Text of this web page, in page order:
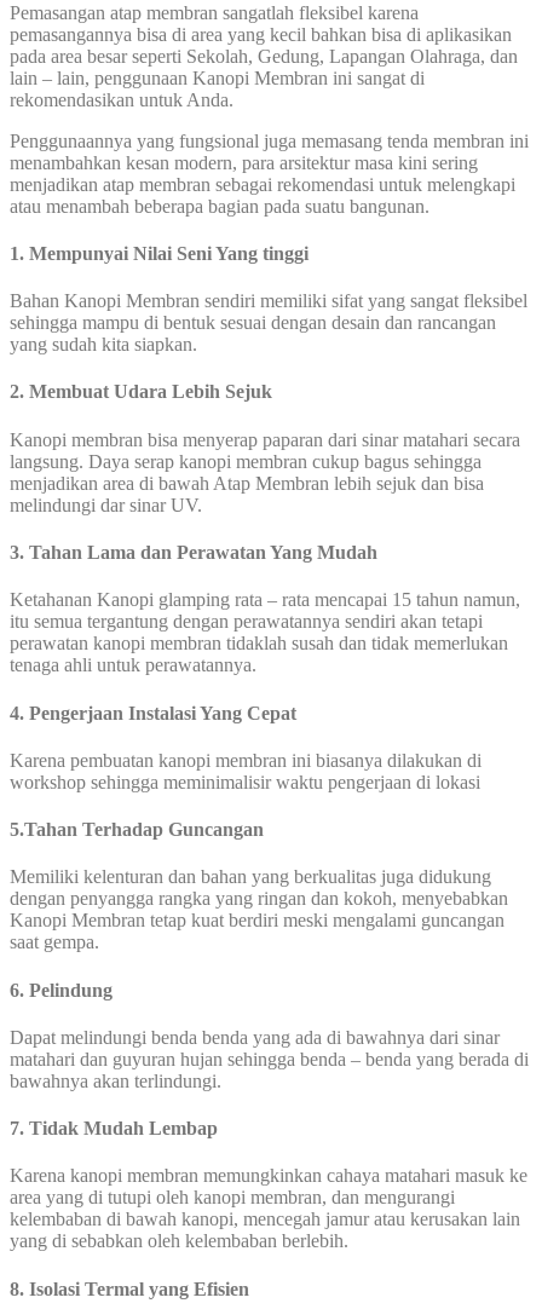
Pemasangan atap membran sangatlah fleksibel karena
pemasangannya bisa di area yang kecil bahkan bisa di aplikasikan
pada area besar seperti Sekolah, Gedung, Lapangan Olahraga, dan
lain – lain, penggunaan Kanopi Membran ini sangat di
rekomendasikan untuk Anda.
Penggunaannya yang fungsional juga memasang tenda membran ini
menambahkan kesan modern, para arsitektur masa kini sering
menjadikan atap membran sebagai rekomendasi untuk melengkapi
atau menambah beberapa bagian pada suatu bangunan.
1. Mempunyai Nilai Seni Yang tinggi
Bahan Kanopi Membran sendiri memiliki sifat yang sangat fleksibel
sehingga mampu di bentuk sesuai dengan desain dan rancangan
yang sudah kita siapkan.
2. Membuat Udara Lebih Sejuk
Kanopi membran bisa menyerap paparan dari sinar matahari secara
langsung. Daya serap kanopi membran cukup bagus sehingga
menjadikan area di bawah Atap Membran lebih sejuk dan bisa
melindungi dar sinar UV.
3. Tahan Lama dan Perawatan Yang Mudah
Ketahanan Kanopi glamping rata – rata mencapai 15 tahun namun,
itu semua tergantung dengan perawatannya sendiri akan tetapi
perawatan kanopi membran tidaklah susah dan tidak memerlukan
tenaga ahli untuk perawatannya.
4. Pengerjaan Instalasi Yang Cepat
Karena pembuatan kanopi membran ini biasanya dilakukan di
workshop sehingga meminimalisir waktu pengerjaan di lokasi
5.Tahan Terhadap Guncangan
Memiliki kelenturan dan bahan yang berkualitas juga didukung
dengan penyangga rangka yang ringan dan kokoh, menyebabkan
Kanopi Membran tetap kuat berdiri meski mengalami guncangan
saat gempa.
6. Pelindung
Dapat melindungi benda benda yang ada di bawahnya dari sinar
matahari dan guyuran hujan sehingga benda – benda yang berada di
bawahnya akan terlindungi.
7. Tidak Mudah Lembap
Karena kanopi membran memungkinkan cahaya matahari masuk ke
area yang di tutupi oleh kanopi membran, dan mengurangi
kelembaban di bawah kanopi, mencegah jamur atau kerusakan lain
yang di sebabkan oleh kelembaban berlebih.
8. Isolasi Termal yang Efisien